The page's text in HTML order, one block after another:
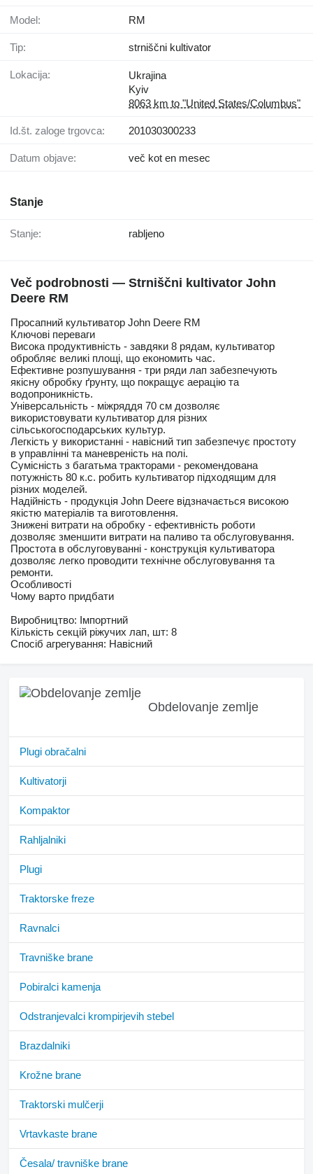
Model: RM
Tip: strniščni kultivator
Lokacija:
Ukrajina
Kyiv
8063 km to "United States/Columbus"
Id.št. zaloge trgovca: 201030300233
Datum objave: več kot en mesec
Stanje
Stanje: rabljeno
Več podrobnosti — Strniščni kultivator John
Deere RM
Просапний культиватор John Deere RM
Ключові переваги
Висока продуктивність - завдяки 8 рядам, культиватор
обробляє великі площі, що економить час.
Ефективне розпушування - три ряди лап забезпечують
якісну обробку ґрунту, що покращує аерацію та
водопроникність.
Універсальність - міжряддя 70 см дозволяє
використовувати культиватор для різних
сільськогосподарських культур.
Легкість у використанні - навісний тип забезпечує простоту
в управлінні та маневреність на полі.
Сумісність з багатьма тракторами - рекомендована
потужність 80 к.с. робить культиватор підходящим для
різних моделей.
Надійність - продукція John Deere відзначається високою
якістю матеріалів та виготовлення.
Знижені витрати на обробку - ефективність роботи
дозволяє зменшити витрати на паливо та обслуговування.
Простота в обслуговуванні - конструкція культиватора
дозволяє легко проводити технічне обслуговування та
ремонти.
Особливості
Чому варто придбати
Виробництво: Імпортний
Кількість секцій ріжучих лап, шт: 8
Спосіб агрегування: Навісний
Obdelovanje zemlje
Plugi obračalni
Kultivatorji
Kompaktor
Rahljalniki
Plugi
Traktorske freze
Ravnalci
Travniške brane
Pobiralci kamenja
Odstranjevalci krompirjevih stebel
Brazdalniki
Krožne brane
Traktorski mulčerji
Vrtavkaste brane
Česala/ travniške brane